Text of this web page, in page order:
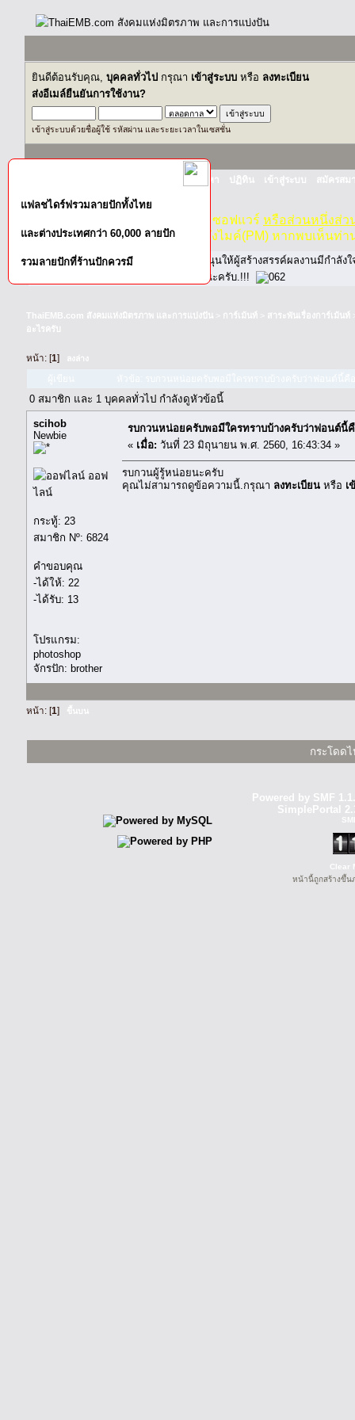
ยินดีต้อนรับคุณ, บุคคลทั่วไป กรุณา เข้าสู่ระบบ หรือ ลงทะเบียน
ส่งอีเมล์ยืนยันการใช้งาน?
เข้าสู่ระบบด้วยชื่อผู้ใช้ รหัสผ่าน และระยะเวลาในเซสชั่น
ค้นหา ปฏิทิน เข้าสู่ระบบ สมัครสม
ห้ามจำหน่าย, จ่ายแจก ซอฟแวร์ หรือส่วนหนึ่งส่ว
ไม่ว่าจะเป็นทางหน้าบอร์ด หรือหลังไมค์(PM) หากพบเห็นท่า
หากท่านถูกในในผลงาน หรืออยากสนับสนุนให้ผู้สร้างสรรค์ผลงานมีกำลังใ
โปรดช่วยบริจาคให้ผู้จัดทำบ้างตามกำลังนะครับ.!!!
ThaiEMB.com สังคมแห่งมิตรภาพ และการแบ่งปัน การ์เม้นท์ สาระพันเรื่องการ์เม้นท์
อะไรครับ
หน้า: [1] ลงล่าง
0 สมาชิก และ 1 บุคคลทั่วไป กำลังดูหัวข้อนี้
scihob
Newbie
ออฟ
ไลน์
กระทู้: 23
สมาชิก Nº: 6824
คำขอบคุณ
-ได้ให้: 22
-ได้รับ: 13
โปรแกรม:
photoshop
จักรปัก: brother
รบกวนหน่อยครับพอมีใครทราบบ้างครับว่าฟอนต์นี้
« เมื่อ: วันที่ 23 มิถุนายน พ.ศ. 2560, 16:43:34 »
รบกวนผู้รู้หน่อยนะครับ
คุณไม่สามารถดูข้อความนี้.กรุณา ลงทะเบียน หรือ เ
หน้า: [1] ขึ้นบน
กระโดดไ
แฟลชไดร์ฟรวมลายปักทั้งไทย
และต่างประเทศกว่า 60,000 ลายปัก
รวมลายปักที่ร้านปักควรมี
Powered by SMF
SimplePortal
Clear
หน้านี้ถูกสร้างขึ้น